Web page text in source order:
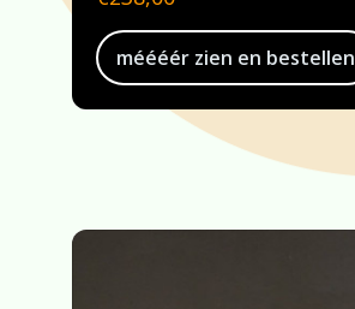
méééér zien en bestellen